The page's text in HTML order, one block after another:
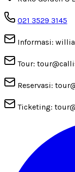
021 3529 3145
Informasi:
Tour:
Reservasi:
Ticketing: